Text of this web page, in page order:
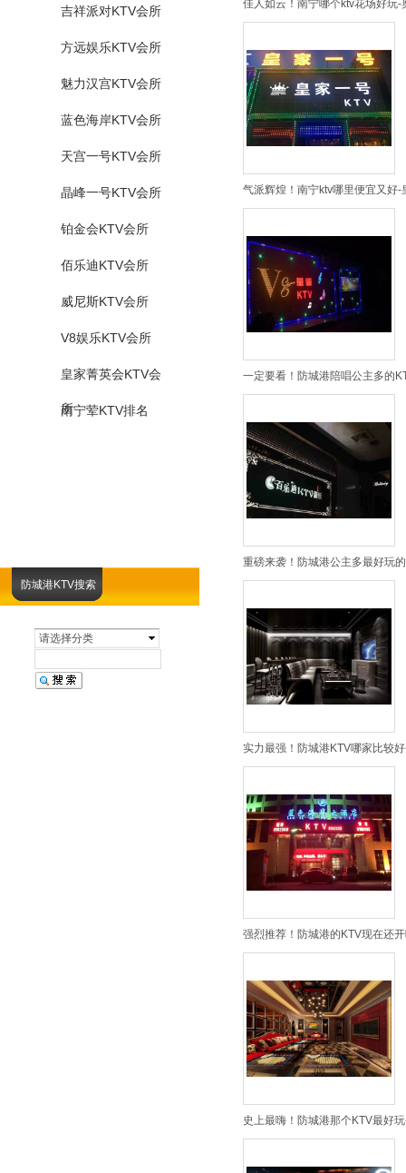
防城港KTV搜索
请选择分类
吉祥派对KTV会所
方远娱乐KTV会所
魅力汉宫KTV会所
蓝色海岸KTV会所
天宫一号KTV会所
晶峰一号KTV会所
铂金会KTV会所
佰乐迪KTV会所
威尼斯KTV会所
V8娱乐KTV会所
皇家菁英会KTV会
所
南宁荤KTV排名
佳人如云！南宁哪个ktv花场好玩-
气派辉煌！南宁ktv哪里便宜又好
一定要看！防城港陪唱公主多的
重磅来袭！防城港公主多最好玩
实力最强！防城港KTV哪家比较
强烈推荐！防城港的KTV现在还
史上最嗨！防城港那个KTV最好